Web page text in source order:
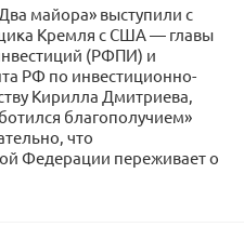
майора» выступили с
Кремля с США — главы
(РФПИ) и
РФ по инвестиционно-
Кирилла Дмитриева,
благополучием»
что
Федерации переживает о